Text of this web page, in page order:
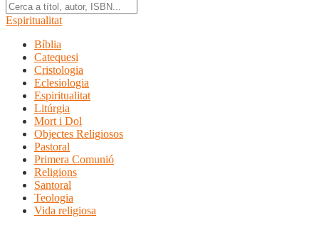
Espiritualitat
Bíblia
Catequesi
Cristologia
Eclesiologia
Espiritualitat
Litúrgia
Mort i Dol
Objectes Religiosos
Pastoral
Primera Comunió
Religions
Santoral
Teologia
Vida religiosa